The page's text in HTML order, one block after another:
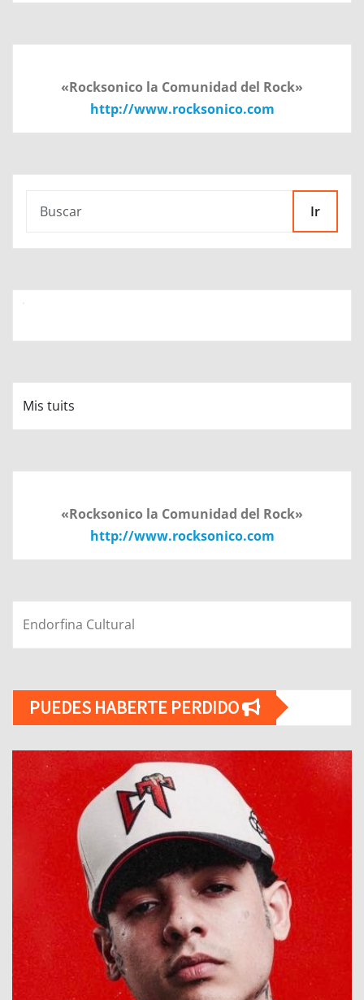
«Rocksonico la Comunidad del Rock»
http://www.rocksonico.com
Ir
Mis tuits
«Rocksonico la Comunidad del Rock»
http://www.rocksonico.com
Endorfina Cultural
PUEDES HABERTE PERDIDO